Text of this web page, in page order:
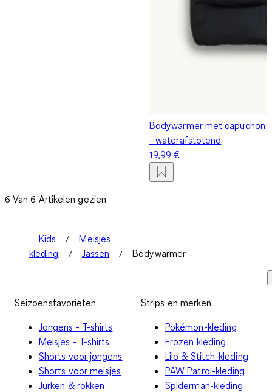
Bodywarmer met capuchon
- waterafstotend
19,99 €
6 Van 6 Artikelen gezien
Kids
Meisjes
kleding
Jassen Bodywarmer
Seizoensfavorieten
Jongens - T-shirts
Meisjes - T-shirts
Shorts voor jongens
Shorts voor meisjes
Jurken & rokken
Strips en merken
Pokémon-kleding
Frozen kleding
Lilo & Stitch-kleding
PAW Patrol-kleding
Spiderman-kleding